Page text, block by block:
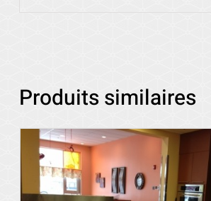
Produits similaires